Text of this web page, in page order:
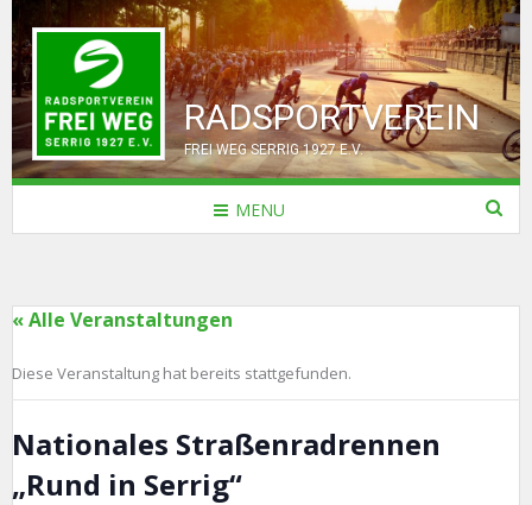
RADSPORTVEREIN
FREI WEG SERRIG 1927 E.V.
MENU
« Alle Veranstaltungen
Diese Veranstaltung hat bereits stattgefunden.
Nationales Straßenradrennen
„Rund in Serrig“